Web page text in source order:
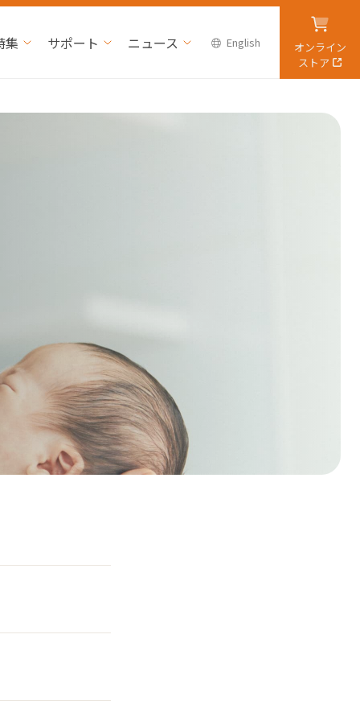
集 サポート ニュース English
オンライン
ストア